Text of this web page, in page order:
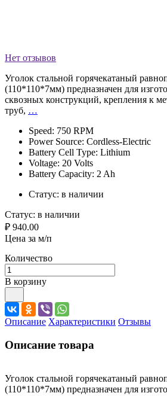
Нет отзывов
Уголок стальной горячекатаный
(110*110*7мм) предназначен для
сквозных конструкций, крепления к
труб, …
Speed: 750 RPM
Power Source: Cordless-Electric
Battery Cell Type: Lithium
Voltage: 20 Volts
Battery Capacity: 2 Ah
Статус: в наличии
Статус: в наличии
₽ 940.00
Цена за м/п
Количество
В корзину
Описание Характеристики Отзывы
Описание товара
Уголок стальной горячекатаный
(110*110*7мм) предназначен для